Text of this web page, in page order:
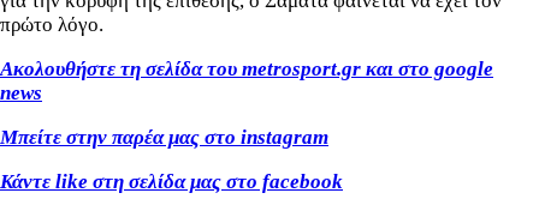
πρώτο λόγο.
Ακολουθήστε τη σελίδα του metrosport.gr και στο google
news
Μπείτε στην παρέα μας στο instagram
Κάντε like στη σελίδα μας στο facebook